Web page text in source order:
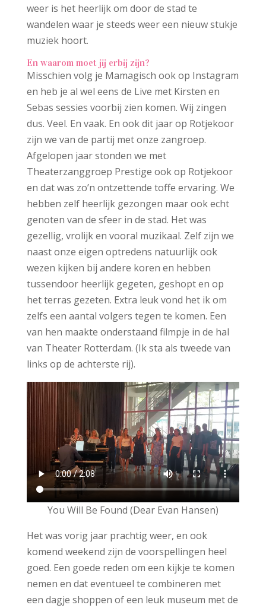
weer is het heerlijk om door de stad te
wandelen waar je steeds weer een nieuw stukje
muziek hoort.
En waarom moet jij erbij zijn?
Misschien volg je Mamagisch ook op Instagram
en heb je al wel eens de Live met Kirsten en
Sebas sessies voorbij zien komen. Wij zingen
dus. Veel. En vaak. En ook dit jaar op Rotjekoor
zijn we van de partij met onze zangroep.
Afgelopen jaar stonden we met
Theaterzanggroep Prestige ook op Rotjekoor
en dat was zo’n ontzettende toffe ervaring. We
hebben zelf heerlijk gezongen maar ook echt
genoten van de sfeer in de stad. Het was
gezellig, vrolijk en vooral muzikaal. Zelf zijn we
naast onze eigen optredens natuurlijk ook
wezen kijken bij andere koren en hebben
tussendoor heerlijk gegeten, geshopt en op
het terras gezeten. Extra leuk vond het ik om
zelfs een aantal volgers tegen te komen. Een
van hen maakte onderstaand filmpje in de hal
van Theater Rotterdam. (Ik sta als tweede van
links op de achterste rij).
You Will Be Found (Dear Evan Hansen)
Het was vorig jaar prachtig weer, en ook
komend weekend zijn de voorspellingen heel
goed. Een goede reden om een kijkje te komen
nemen en dat eventueel te combineren met
een dagje shoppen of een leuk museum met de